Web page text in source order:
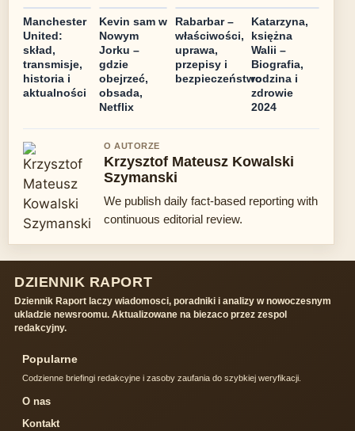
Manchester
United:
skład,
transmisje,
historia i
aktualności
Kevin sam w
Nowym
Jorku –
gdzie
obejrzeć,
obsada,
Netflix
Rabarbar –
właściwości,
uprawa,
przepisy i
bezpieczeństwo
Katarzyna,
księżna
Walii –
Biografia,
rodzina i
zdrowie
2024
O AUTORZE
Krzysztof Mateusz Kowalski
Szymanski
We publish daily fact-based reporting with
continuous editorial review.
DZIENNIK RAPORT
Dziennik Raport laczy wiadomosci, poradniki i analizy w nowoczesnym
ukladzie newsroomu. Aktualizowane na biezaco przez zespol
redakcyjny.
Popularne
Codzienne briefingi redakcyjne i zasoby zaufania do szybkiej weryfikacji.
O nas
Kontakt